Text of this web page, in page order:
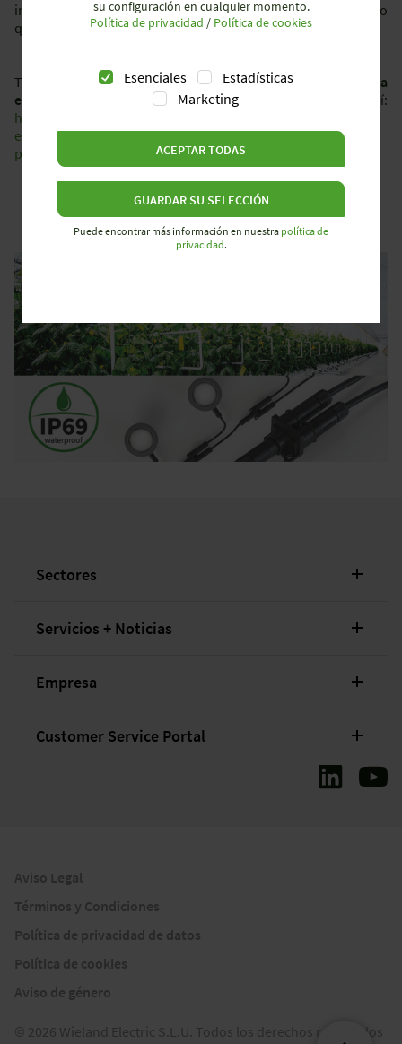
instalación eléctrica son 100% reciclables y reutilizables, lo
que incrementa el ciclo de vida de la instalación.
Toda la información sobre el sistema de instalación eléctrica
estanca RST®
de Wieland Electric disponible aquí:
https://www.wieland-electric.es/es/instalacion-de-
edificios/soluciones/parking-logistica-
produccion/horticultura/
Sectores
Servicios + Noticias
Empresa
Customer Service Portal
Aviso Legal
Términos y Condiciones
Política de privacidad de datos
Política de cookies
Aviso de género
© 2026 Wieland Electric S.L.U. Todos los derechos reservados
su configuración en cualquier momento.
Política de privacidad / Política de cookies
Esenciales
Estadísticas
Marketing
ACEPTAR TODAS
GUARDAR SU SELECCIÓN
Puede encontrar más información en nuestra política de
privacidad.